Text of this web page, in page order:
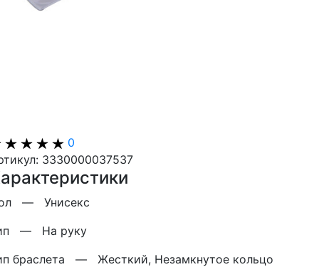
0
3330000037537
— Унисекс
— На руку
браслета — Жесткий, Незамкнутое кольцо